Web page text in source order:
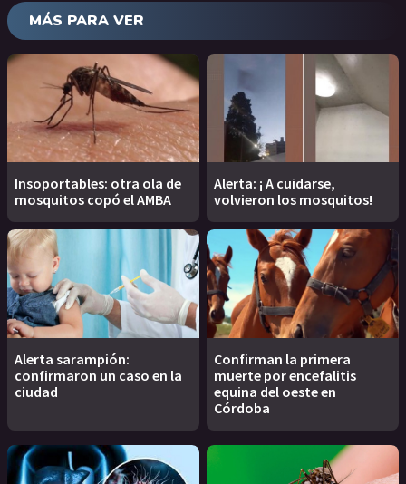
MÁS PARA VER
Insoportables: otra ola de
mosquitos copó el AMBA
Alerta: ¡ A cuidarse,
volvieron los mosquitos!
Alerta sarampión:
confirmaron un caso en la
ciudad
Confirman la primera
muerte por encefalitis
equina del oeste en
Córdoba